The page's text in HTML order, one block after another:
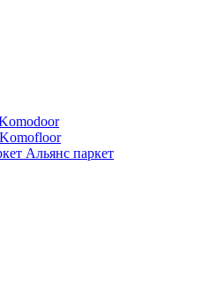
Альянс паркет